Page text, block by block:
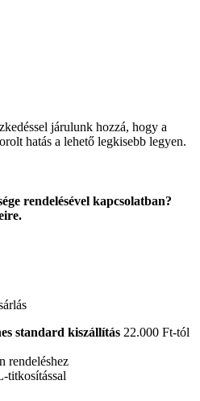
járulunk hozzá, hogy a
hatás a lehető legkisebb legyen.
rendelésével kapcsolatban?
standard kiszállítás 22.000 Ft-tól
rendeléshez
titkosítással